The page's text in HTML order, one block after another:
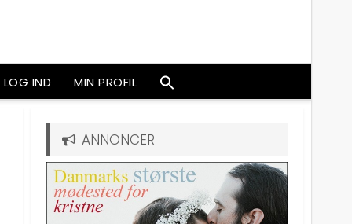
LOG IND MIN PROFIL
ANNONCER